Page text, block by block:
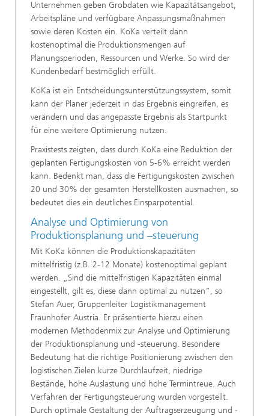
Unternehmen geben Grobdaten wie Kapazitätsangebot,
Arbeitspläne und verfügbare Anpassungsmaßnahmen
sowie deren Kosten ein. KoKa verteilt dann
kostenoptimal die Produktionsmengen auf
Planungsperioden, Ressourcen und Werke. So wird der
Kundenbedarf bestmöglich erfüllt.
KoKa ist ein Entscheidungsunterstützungssystem, somit
kann der Planer jederzeit in das Ergebnis eingreifen, es
verändern und das angepasste Ergebnis als Startpunkt
für eine weitere Optimierung nutzen.
Praxistests zeigten, dass durch KoKa eine Reduktion der
geplanten Fertigungskosten von 5-6% erreicht werden
kann. Bedenkt man, dass die Fertigungskosten zwischen
20 und 30% der gesamten Herstellkosten ausmachen, so
bedeutet dies ein deutliches Einsparpotential.
Analyse und Optimierung von
Produktionsplanung und –steuerung
Mit KoKa können die Produktionskapazitäten
mittelfristig (z.B. 2-12 Monate) kostenoptimal geplant
werden. „Sind die mittelfristigen Kapazitäten einmal
eingestellt, gilt es, diese dann optimal zu nutzen“, so
Stefan Auer, Gruppenleiter Logistikmanagement
Fraunhofer Austria. Er präsentierte hierzu einen
modernen Methodenmix zur Analyse und Optimierung
der Produktionsplanung und -steuerung. Besondere
Bedeutung hat die richtige Positionierung zwischen den
logistischen Zielen kurze Durchlaufzeit, niedrige
Bestände, hohe Auslastung und hohe Termintreue. Auch
Verfahren der Fertigungsteuerung wurden vorgestellt.
Durch optimale Gestaltung der Auftragserzeugung und -